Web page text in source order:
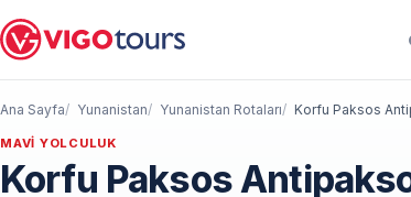
Ana Sayfa Yunanistan Yunanistan Rotaları Korfu Paksos
MAVI YOLCULUK
Korfu Paksos